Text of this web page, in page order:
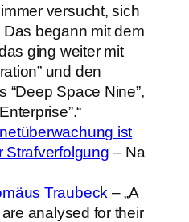
versucht, sich
begann mit dem
ging weiter mit
und den
“Deep Space Nine”,
ist
Strafverfolgung – Na
Traubeck – „A
analysed for their